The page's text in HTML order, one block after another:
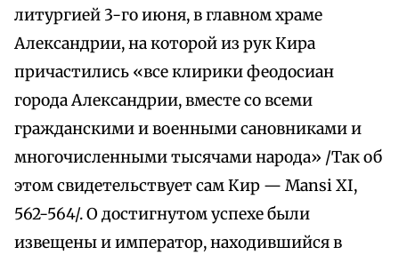
литургией 3-го июня, в главном храме
Александрии, на которой из рук Кира
причастились «все клирики феодосиан
города Александрии, вместе со всеми
гражданскими и военными сановниками и
многочисленными тысячами народа» /Так об
этом свидетельствует сам Кир — Mansi XI,
562-564/. О достигнутом успехе были
извещены и император, находившийся в